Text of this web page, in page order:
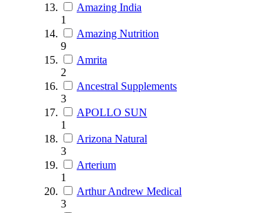
Amazing India
1
Amazing Nutrition
9
Amrita
2
Ancestral Supplements
3
APOLLO SUN
1
Arizona Natural
3
Arterium
1
Arthur Andrew Medical
3